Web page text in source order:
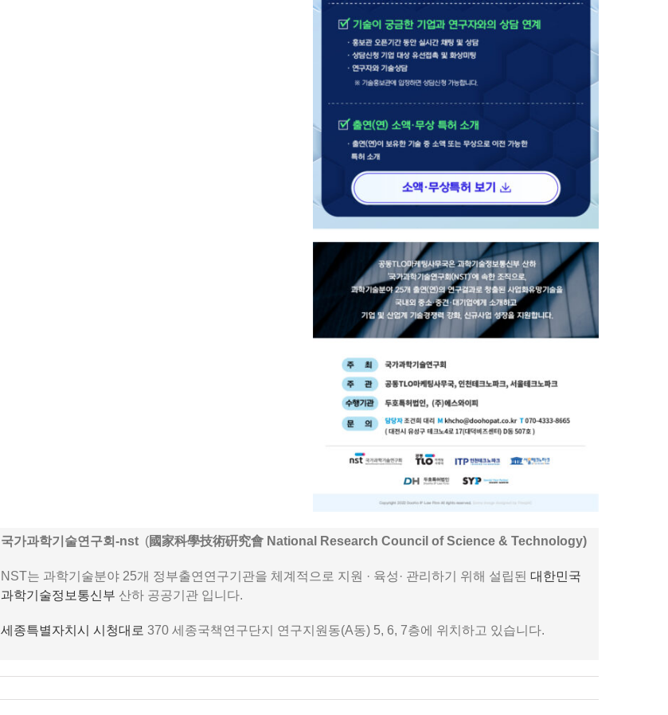
국가과학기술연구회-nst (國家科學技術硏究會 National Research Council of Science & Technology)
NST는 과학기술분야 25개 정부출연연구기관을 체계적으로 지원 · 육성· 관리하기 위해 설립된 대한민국
과학기술정보통신부 산하 공공기관 입니다.
세종특별자치시 시청대로 370 세종국책연구단지 연구지원동(A동) 5, 6, 7층에 위치하고 있습니다.